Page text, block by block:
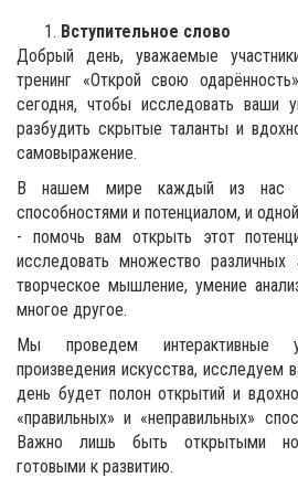
Вступительное слово
Добрый день, уважаемые
тренинг «Открой свою
сегодня, чтобы исследовать ваши
разбудить скрытые таланты и
самовыражение.
В нашем мире каждый из нас
способностями и потенциалом, и
- помочь вам открыть этот
исследовать множество различных
творческое мышление, умение
многое другое.
Мы проведем интерактивные
произведения искусства, исследуем
день будет полон открытий и
«правильных» и «неправильных»
Важно лишь быть открытыми
готовыми к развитию.